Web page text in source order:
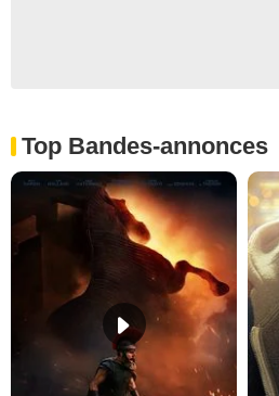
Top Bandes-annonces